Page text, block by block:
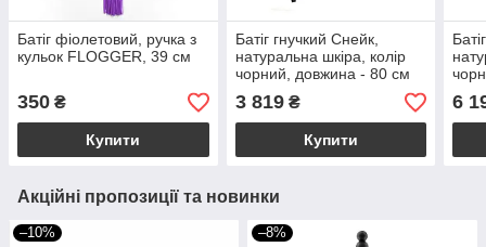
Батіг фіолетовий, ручка з
кульок FLOGGER, 39 см
350 ₴
Купити
Батіг гнучкий Снейк,
натуральна шкіра, колір
чорний, довжина - 80 см
3 819₴
Купити
6
Акційні пропозиції та новинки
–10% –8%